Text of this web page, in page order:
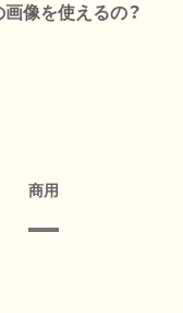
像を使えるの？
商用